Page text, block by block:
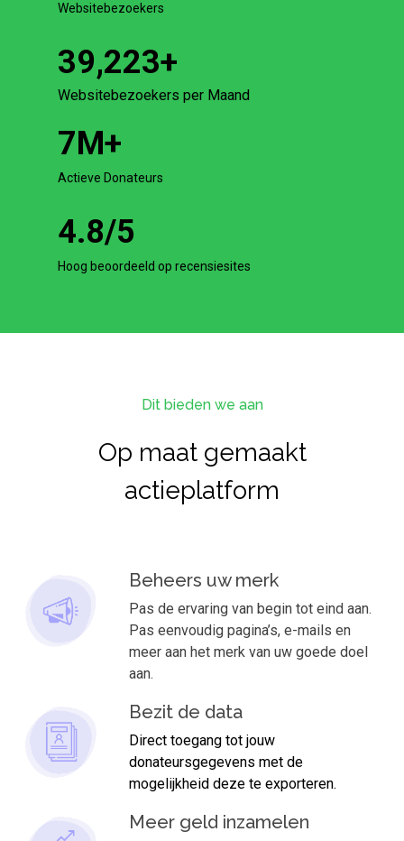
Websitebezoekers
39,223+
Websitebezoekers per Maand
7M+
Actieve Donateurs
4.8/5
Hoog beoordeeld op recensiesites
Dit bieden we aan
Op maat gemaakt
actieplatform
Beheers uw merk
Pas de ervaring van begin tot eind aan.
Pas eenvoudig pagina’s, e-mails en
meer aan het merk van uw goede doel
aan.
Bezit de data
Direct toegang tot jouw
donateursgegevens met de
mogelijkheid deze te exporteren.
Meer geld inzamelen